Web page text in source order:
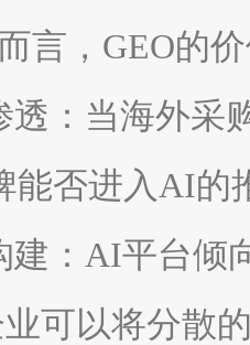
言，GEO的
透：当海外采
能否进入AI的
建：AI平台倾
可以将分散